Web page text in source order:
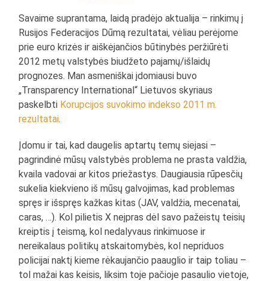
Savaime suprantama, laidą pradėjo aktualija – rinkimų į
Rusijos Federacijos Dūmą rezultatai, vėliau perėjome
prie euro krizės ir aiškėjančios būtinybės peržiūrėti
2012 metų valstybės biudžeto pajamų/išlaidų
prognozes. Man asmeniškai įdomiausi buvo
„Transparency International“ Lietuvos skyriaus
paskelbti Korupcijos suvokimo indekso 2011 m.
rezultatai.
Įdomu ir tai, kad daugelis aptartų temų siejasi –
pagrindinė mūsų valstybės problema ne prasta valdžia,
kvaila vadovai ar kitos priežastys. Daugiausia rūpesčių
sukelia kiekvieno iš mūsų galvojimas, kad problemas
spręs ir išspręs kažkas kitas (JAV, valdžia, mecenatai,
caras, …). Kol pilietis X neįpras dėl savo pažeistų teisių
kreiptis į teismą, kol nedalyvaus rinkimuose ir
nereikalaus politikų atskaitomybės, kol nepriduos
policijai naktį kieme rėkaujančio paauglio ir taip toliau –
tol mažai kas keisis, liksim toje pačioje pasaulio vietoje,